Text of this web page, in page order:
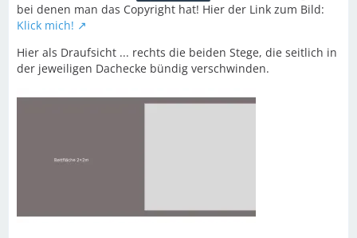
bei denen man das Copyright hat! Hier der Link zum Bild:
Klick mich!
Hier als Draufsicht ... rechts die beiden Stege, die seitlich in
der jeweiligen Dachecke bündig verschwinden.